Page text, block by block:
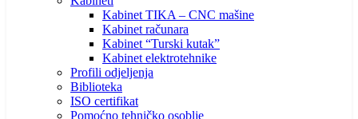
Kabinet TIKA – CNC mašine
Kabinet računara
Kabinet “Turski kutak”
Kabinet elektrotehnike
Profili odjeljenja
Biblioteka
ISO certifikat
Pomoćno tehničko osoblje